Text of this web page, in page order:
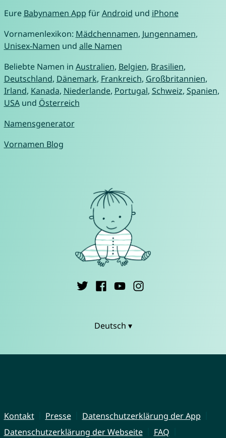
Eure Babynamen App fürAndroid und iPhone
Vornamenlexikon: Mädchennamen, Jungennamen,
Unisex-Namen und alle Namen
Beliebte Namen in Australien, Belgien, Brasilien,
Deutschland, Dänemark, Frankreich, Großbritannien,
Irland, Kanada, Niederlande, Portugal, Schweiz, Spanien,
USAund Österreich
Namensgenerator
Vornamen Blog
Deutsch ▾
Kontakt Presse
Datenschutzerklärung der App
Datenschutzerklärung der Webseite
FAQ